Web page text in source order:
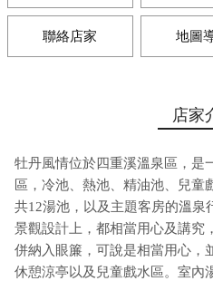
聯絡店家 地圖
店家
牡丹風情位於四重溪溫泉區，是
區，冷池、熱池、精油池、兒童
共12湯池，以及主題客房的溫泉
景觀設計上，都相當用心及講究
併納入眼簾，可說是相當用心，
休憩涼亭以及兒童戲水區。室內